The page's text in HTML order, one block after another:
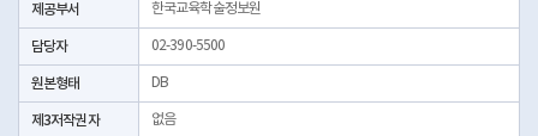
제공부서 한국교육학술정보원
담당자 02-390-5500
원본형태 DB
제3저작권자 없음